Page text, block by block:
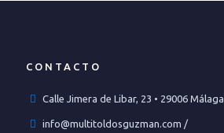
CONTACTO
Calle Jimera de Libar, 23 • 29006 Málaga
info@multitoldosguzman.com /